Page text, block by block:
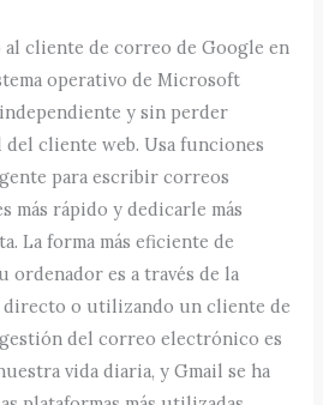
al cliente de correo de Google en
operativo de Microsoft
y sin perder
cliente web. Usa funciones
para escribir correos
más rápido y dedicarle más
La forma más eficiente de
ordenador es a través de la
directo o utilizando un cliente de
del correo electrónico es
vida diaria, y Gmail se ha